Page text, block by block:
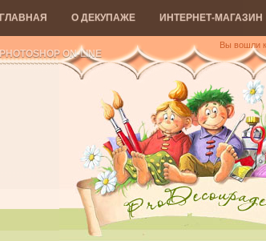
ГЛАВНАЯ О ДЕКУПАЖЕ ИНТЕРНЕТ-МАГАЗИН
PHOTOSHOP ON-LINE
Вы вошли